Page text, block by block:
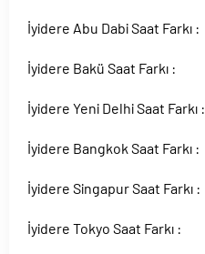
İyidere Abu Dabi Saat Farkı :
İyidere Bakü Saat Farkı :
İyidere Yeni Delhi Saat Farkı :
İyidere Bangkok Saat Farkı :
İyidere Singapur Saat Farkı :
İyidere Tokyo Saat Farkı :